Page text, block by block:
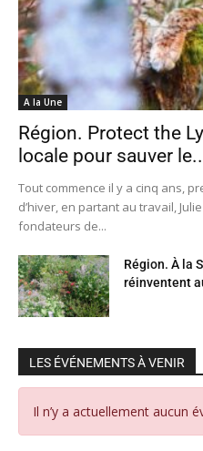
A la Une
Région. Protect the
locale pour sauver
Tout commence il y a cinq ans,
d’hiver, en partant au travail,
fondateurs de...
Région. À la
réinventent
LES ÉVÉNEMENTS À VENIR
Il n’y a actuellement aucun